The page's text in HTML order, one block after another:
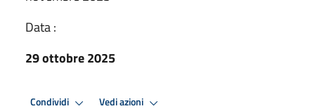
Data :
29 ottobre 2025
Condividi Vedi azioni